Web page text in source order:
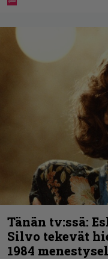
Tänän tv:ssä:
Silvo tekevät
1984